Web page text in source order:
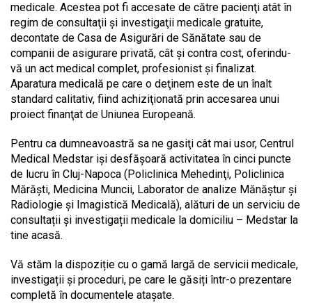
medicale. Acestea pot fi accesate de către pacienţi atât în
regim de consultaţii şi investigaţii medicale gratuite,
decontate de Casa de Asigurări de Sănătate sau de
companii de asigurare privată, cât şi contra cost, oferindu-
vă un act medical complet, profesionist şi finalizat.
Aparatura medicală pe care o deţinem este de un înalt
standard calitativ, fiind achiziţionată prin accesarea unui
proiect finanţat de Uniunea Europeană.
Pentru ca dumneavoastră sa ne gasiţi cât mai usor, Centrul
Medical Medstar iși desfăşoară activitatea în cinci puncte
de lucru în Cluj-Napoca (Policlinica Mehedinţi, Policlinica
Mărăşti, Medicina Muncii, Laborator de analize Mănăştur şi
Radiologie şi Imagistică Medicală), alături de un serviciu de
consultații și investigații medicale la domiciliu – Medstar la
tine acasă.
Vă stăm la dispoziție cu o gamă largă de servicii medicale,
investigații și proceduri, pe care le găsiți într-o prezentare
completă în documentele atașate.